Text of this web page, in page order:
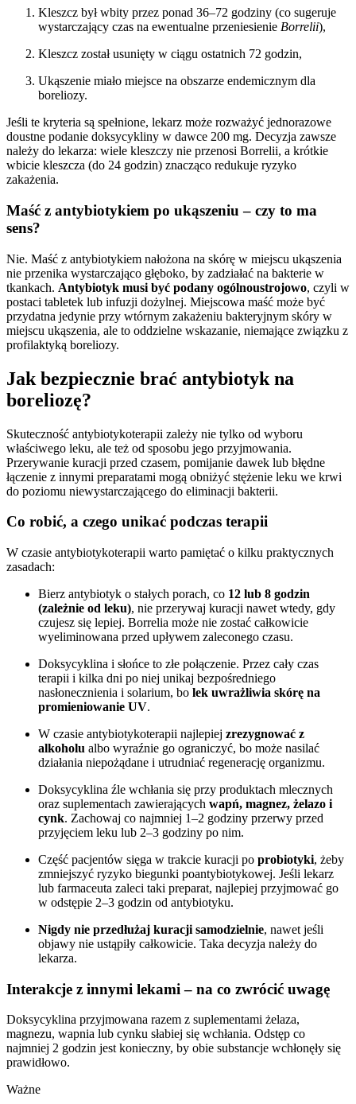
Kleszcz był wbity przez ponad 36–72 godziny (co sugeruje
wystarczający czas na ewentualne przeniesienie Borrelii),
Kleszcz został usunięty w ciągu ostatnich 72 godzin,
Ukąszenie miało miejsce na obszarze endemicznym dla
boreliozy.
Jeśli te kryteria są spełnione, lekarz może rozważyć jednorazowe
doustne podanie doksycykliny w dawce 200 mg. Decyzja zawsze
należy do lekarza: wiele kleszczy nie przenosi Borrelii, a krótkie
wbicie kleszcza (do 24 godzin) znacząco redukuje ryzyko
zakażenia.
Maść z antybiotykiem po ukąszeniu – czy to ma
sens?
Nie. Maść z antybiotykiem nałożona na skórę w miejscu ukąszenia
nie przenika wystarczająco głęboko, by zadziałać na bakterie w
tkankach. Antybiotyk musi być podany ogólnoustrojowo, czyli w
postaci tabletek lub infuzji dożylnej. Miejscowa maść może być
przydatna jedynie przy wtórnym zakażeniu bakteryjnym skóry w
miejscu ukąszenia, ale to oddzielne wskazanie, niemające związku z
profilaktyką boreliozy.
Jak bezpiecznie brać antybiotyk na
boreliozę?
Skuteczność antybiotykoterapii zależy nie tylko od wyboru
właściwego leku, ale też od sposobu jego przyjmowania.
Przerywanie kuracji przed czasem, pomijanie dawek lub błędne
łączenie z innymi preparatami mogą obniżyć stężenie leku we krwi
do poziomu niewystarczającego do eliminacji bakterii.
Co robić, a czego unikać podczas terapii
W czasie antybiotykoterapii warto pamiętać o kilku praktycznych
zasadach:
Bierz antybiotyk o stałych porach, co 12 lub 8 godzin
(zależnie od leku), nie przerywaj kuracji nawet wtedy, gdy
czujesz się lepiej. Borrelia może nie zostać całkowicie
wyeliminowana przed upływem zaleconego czasu.
Doksycyklina i słońce to złe połączenie. Przez cały czas
terapii i kilka dni po niej unikaj bezpośredniego
nasłonecznienia i solarium, bo lek uwrażliwia skórę na
promieniowanie UV.
W czasie antybiotykoterapii najlepiej zrezygnować z
alkoholu albo wyraźnie go ograniczyć, bo może nasilać
działania niepożądane i utrudniać regenerację organizmu.
Doksycyklina źle wchłania się przy produktach mlecznych
oraz suplementach zawierających wapń, magnez, żelazo i
cynk. Zachowaj co najmniej 1–2 godziny przerwy przed
przyjęciem leku lub 2–3 godziny po nim.
Część pacjentów sięga w trakcie kuracji po probiotyki, żeby
zmniejszyć ryzyko biegunki poantybiotykowej. Jeśli lekarz
lub farmaceuta zaleci taki preparat, najlepiej przyjmować go
w odstępie 2–3 godzin od antybiotyku.
Nigdy nie przedłużaj kuracji samodzielnie, nawet jeśli
objawy nie ustąpiły całkowicie. Taka decyzja należy do
lekarza.
Interakcje z innymi lekami – na co zwrócić uwagę
Doksycyklina przyjmowana razem z suplementami żelaza,
magnezu, wapnia lub cynku słabiej się wchłania. Odstęp co
najmniej 2 godzin jest konieczny, by obie substancje wchłonęły się
prawidłowo.
Ważne